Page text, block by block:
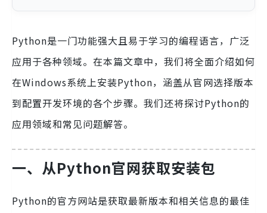
Python是一门功能强大且易于学习的编程语言，广泛
应用于各种领域。在本篇文章中，我们将全面介绍如何
在Windows系统上安装Python，涵盖从官网选择版本
到配置开发环境的各个步骤。我们还将探讨Python的
应用领域和常见问题解答。
一、从Python官网获取安装包
Python的官方网站是获取最新版本和相关信息的最佳